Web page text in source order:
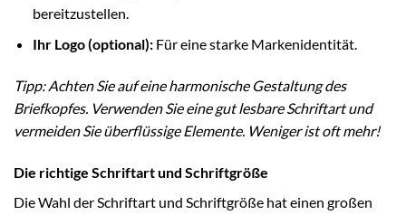
bereitzustellen.
Ihr Logo (optional):Für eine starke Markenidentität.
Tipp: Achten Sie auf eine harmonische Gestaltung des
Briefkopfes. Verwenden Sie eine gut lesbare Schriftart und
vermeiden Sie überflüssige Elemente. Weniger ist oft mehr!
Die richtige Schriftart und Schriftgröße
Die Wahl der Schriftart und Schriftgröße hat einen großen